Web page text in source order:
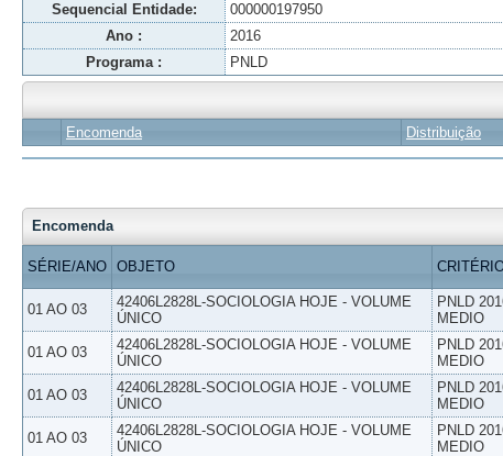
Sequencial Entidade:
000000197950
Ano :
2016
Programa :
PNLD
Encomenda Distribuição
Encomenda
SÉRIE/ANO OBJETO
01 AO 03
42406L2828L-SOCIOLOGIA HOJE - VOLUME
ÚNICO
PNLD
MEDIO
01 AO 03
42406L2828L-SOCIOLOGIA HOJE - VOLUME
ÚNICO
PNLD
MEDIO
01 AO 03
42406L2828L-SOCIOLOGIA HOJE - VOLUME
ÚNICO
PNLD
MEDIO
01 AO 03
42406L2828L-SOCIOLOGIA HOJE - VOLUME
ÚNICO
PNLD
MEDIO